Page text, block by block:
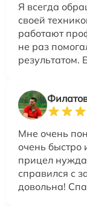
Я всегда
своей
работают
не раз
результатом.
Мне очень
очень быстро
прицел
справился с
довольна!